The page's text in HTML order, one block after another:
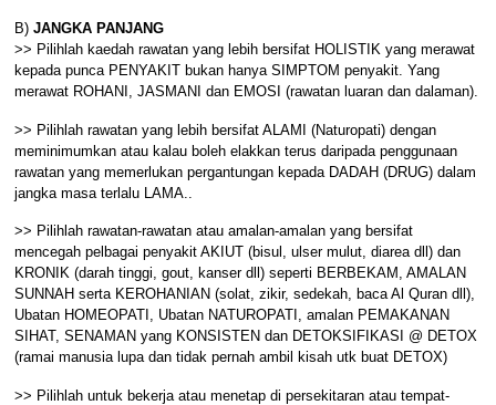
B)JANGKA PANJANG
>> Pilihlah kaedah rawatan yang lebih bersifat HOLISTIK yang merawat
kepada punca PENYAKIT bukan hanya SIMPTOM penyakit. Yang
merawat ROHANI, JASMANI dan EMOSI (rawatan luaran dan dalaman).
>> Pilihlah rawatan yang lebih bersifat ALAMI (Naturopati) dengan
meminimumkan atau kalau boleh elakkan terus daripada penggunaan
rawatan yang memerlukan pergantungan kepada DADAH (DRUG) dalam
jangka masa terlalu LAMA..
>> Pilihlah rawatan-rawatan atau amalan-amalan yang bersifat
mencegah pelbagai penyakit AKIUT (bisul, ulser mulut, diarea dll) dan
KRONIK (darah tinggi, gout, kanser dll) seperti BERBEKAM, AMALAN
SUNNAH serta KEROHANIAN (solat, zikir, sedekah, baca Al Quran dll),
Ubatan HOMEOPATI, Ubatan NATUROPATI, amalan PEMAKANAN
SIHAT, SENAMAN yang KONSISTEN dan DETOKSIFIKASI @ DETOX
(ramai manusia lupa dan tidak pernah ambil kisah utk buat DETOX)
>> Pilihlah untuk bekerja atau menetap di persekitaran atau tempat-